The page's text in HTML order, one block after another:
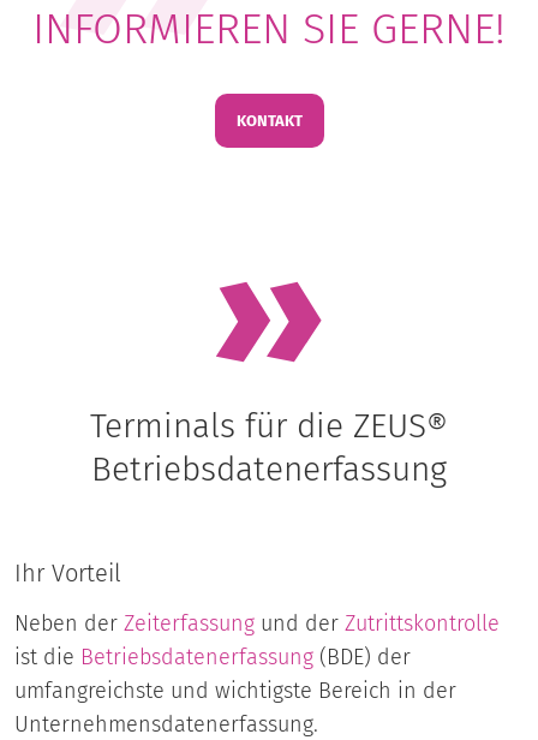
INFORMIEREN SIE GERNE!
KONTAKT
Terminals für die ZEUS®
Betriebsdatenerfassung
Ihr Vorteil
Neben der Zeiterfassung und der Zutrittskontrolle
ist die Betriebsdatenerfassung (BDE) der
umfangreichste und wichtigste Bereich in der
Unternehmensdatenerfassung.